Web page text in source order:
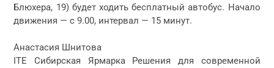
Блюхера, 19) будет ходить бесплатный автобус. Начало
движения — с 9.00, интервал — 15 минут.
Анастасия Шнитова
ITE Сибирская Ярмарка Решения для современной